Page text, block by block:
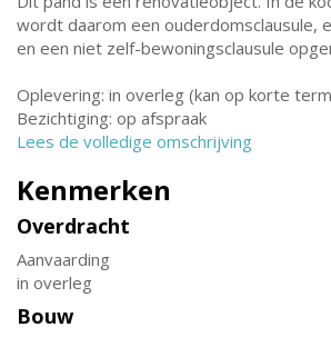
wordt daarom een ouderdomsclausule,
en een niet zelf-bewoningsclausule
Oplevering: in overleg (kan op korte
Bezichtiging: op afspraak
Lees de volledige omschrijving
Kenmerken
Overdracht
Aanvaarding
in overleg
Bouw